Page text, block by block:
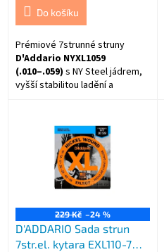
Do košíku
Prémiové 7strunné struny
D'Addario NYXL1059
(.010–.059) s NY Steel jádrem,
vyšší stabilitou ladění a
roundwound, vyrobeno v USA.
229 Kč –24 %
D'ADDARIO Sada strun
7str.el. kytara EXL110-7